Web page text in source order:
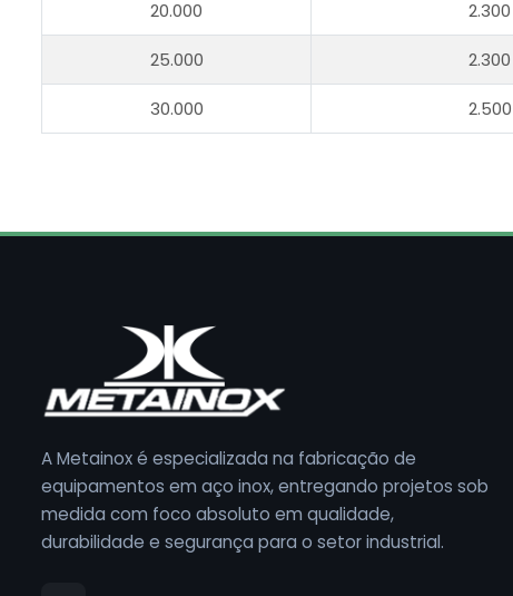
20.000 2.300
25.000 2.300
30.000 2.500
A Metainox é especializada na fabricação de
equipamentos em aço inox, entregando projetos sob
medida com foco absoluto em qualidade,
durabilidade e segurança para o setor industrial.